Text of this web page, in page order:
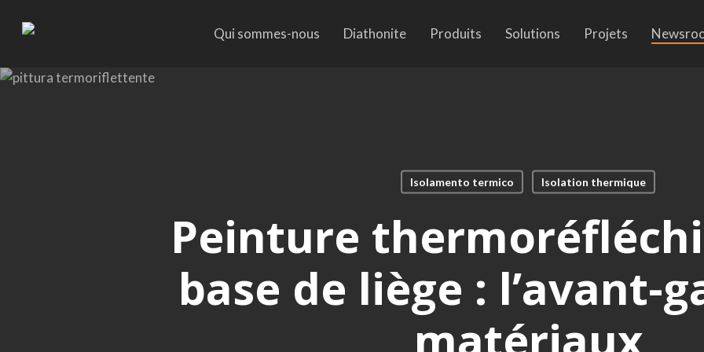
content
Qui sommes-nous Diathonite Produits Solutions Projets
Isolamento termico Isolation thermique
Peinture
base de liège : l’avant-
matériaux